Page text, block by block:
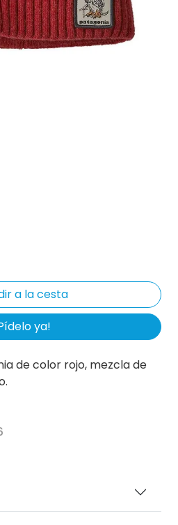
ya!
de color rojo, mezcla de